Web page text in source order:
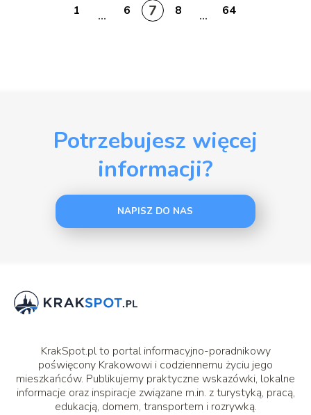
1 ... 6 7 8 ... 64
Potrzebujesz więcej
informacji?
NAPISZ DO NAS
KrakSpot.pl to portal informacyjno-poradnikowy
poświęcony Krakowowi i codziennemu życiu jego
mieszkańców. Publikujemy praktyczne wskazówki, lokalne
informacje oraz inspiracje związane m.in. z turystyką, pracą,
edukacją, domem, transportem i rozrywką.